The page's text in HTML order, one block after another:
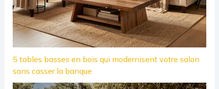
5 tables basses en bois qui modernisent votre salon
sans casser la banque